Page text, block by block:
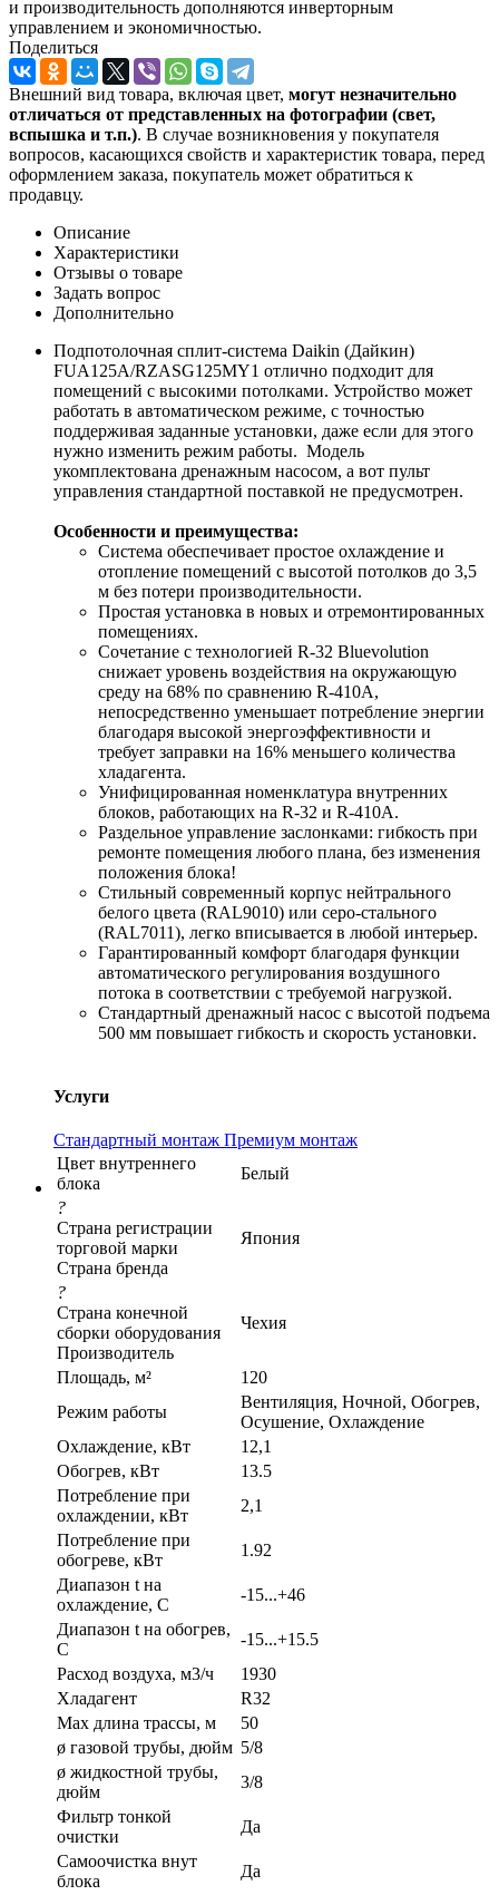
и производительность дополняются инверторным
управлением и экономичностью.
Поделиться
Внешний вид товара, включая цвет, могут незначительно
отличаться от представленных на фотографии (свет,
вспышка и т.п.). В случае возникновения у покупателя
вопросов, касающихся свойств и характеристик товара, перед
оформлением заказа, покупатель может обратиться к
продавцу.
Описание
Характеристики
Отзывы о товаре
Задать вопрос
Дополнительно
Подпотолочная сплит-система Daikin (Дайкин)
FUA125A/RZASG125MY1 отлично подходит для
помещений с высокими потолками. Устройство может
работать в автоматическом режиме, с точностью
поддерживая заданные установки, даже если для этого
нужно изменить режим работы. Модель
укомплектована дренажным насосом, а вот пульт
управления стандартной поставкой не предусмотрен.
Особенности и преимущества:
Система обеспечивает простое охлаждение и
отопление помещений с высотой потолков до 3,5
м без потери производительности.
Простая установка в новых и отремонтированных
помещениях.
Сочетание с технологией R-32 Bluevolution
снижает уровень воздействия на окружающую
среду на 68% по сравнению R-410A,
непосредственно уменьшает потребление энергии
благодаря высокой энергоэффективности и
требует заправки на 16% меньшего количества
хладагента.
Унифицированная номенклатура внутренних
блоков, работающих на R-32 и R-410A.
Раздельное управление заслонками: гибкость при
ремонте помещения любого плана, без изменения
положения блока!
Стильный современный корпус нейтрального
белого цвета (RAL9010) или серо-стального
(RAL7011), легко вписывается в любой интерьер.
Гарантированный комфорт благодаря функции
автоматического регулирования воздушного
потока в соответствии с требуемой нагрузкой.
Стандартный дренажный насос с высотой подъема
500 мм повышает гибкость и скорость установки.
Услуги
Стандартный монтаж Премиум монтаж
Цвет внутреннего
блока
Белый
?
Страна регистрации
торговой марки
Страна бренда
Япония
?
Страна конечной
сборки оборудования
Производитель
Чеxия
Площадь, м²
120
Режим работы
Вентиляция, Ночной, Обогрев,
Осушение, Охлаждение
Охлаждение, кВт
12,1
Обогрев, кВт
13.5
Потребление при
охлаждении, кВт
2,1
Потребление при
обогреве, кВт
1.92
Диапазон t на
охлаждение, С
-15...+46
Диапазон t на обогрев,
С
-15...+15.5
Расход воздуха, м3/ч
1930
Хладагент
R32
Max длина трассы, м
50
ø газовой трубы, дюйм 5/8
ø жидкостной трубы,
дюйм
3/8
Фильтр тонкой
очистки
Да
Самоочистка внут
блока
Да